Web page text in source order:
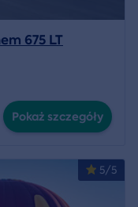
675 LT
Pokaż szczegóły
5/5